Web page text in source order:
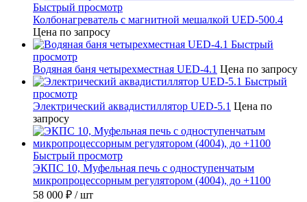
Быстрый просмотр
Колбонагреватель с магнитной мешалкой UED-500.4
Цена по запросу
Быстрый
просмотр
Водяная баня четырехместная UED-4.1 Цена по запросу
Быстрый
просмотр
Электрический аквадистиллятор UED-5.1 Цена по
запросу
Быстрый просмотр
ЭКПС 10, Муфельная печь с одноступенчатым
микропроцессорным регулятором (4004), до +1100
58 000 ₽ / шт